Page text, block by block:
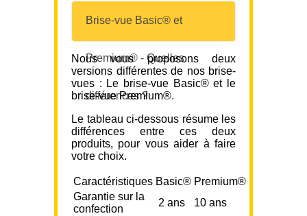
Brise-vue Basic® et
Premium® - Quelles
différences ?
Nous vous proposons deux
versions différentes de nos brise-
vues : Le brise-vue Basic® et le
brise-vue Premium®.
Le tableau ci-dessous résume les
différences entre ces deux
produits, pour vous aider à faire
votre choix.
Caractéristiques Basic® Premium®
Garantie sur la
confection
2 ans 10 ans